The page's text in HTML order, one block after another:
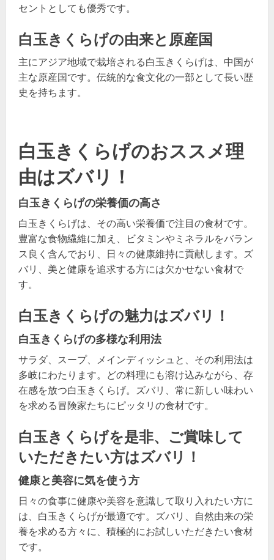
セントとしても優秀です。
白玉きくらげの由来と原産国
主にアジア地域で栽培される白玉きくらげは、中国が
主な原産国です。伝統的な食文化の一部として長い歴
史を持ちます。
白玉きくらげのおススメ理
由はズバリ！
白玉きくらげの栄養価の高さ
白玉きくらげは、その高い栄養価で注目の食材です。
豊富な食物繊維に加え、ビタミンやミネラルをバラン
ス良く含んでおり、日々の健康維持に貢献します。ズ
バリ、美と健康を追求する方には欠かせない食材で
す。
白玉きくらげの魅力はズバリ！
白玉きくらげの多様な利用法
サラダ、スープ、メインディッシュと、その利用法は
多岐にわたります。どの料理にも溶け込みながら、存
在感を放つ白玉きくらげ。ズバリ、常に新しい味わい
を求める冒険家たちにピッタリの食材です。
白玉きくらげを是非、ご賞味して
いただきたい方はズバリ！
健康と美容に気を使う方
日々の食事に健康や美容を意識して取り入れたい方に
は、白玉きくらげが最適です。ズバリ、自然由来の栄
養を求める方々に、積極的にお試しいただきたい食材
です。